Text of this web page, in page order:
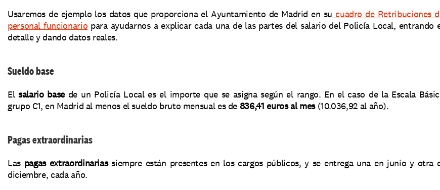
Usaremos de ejemplo los datos que proporciona el Ayuntamiento de Madrid en su cuadro de Retribuciones
personal funcionario para ayudarnos a explicar cada una de las partes del salario del Policía Local, entrando
detalle y dando datos reales.
Sueldo base
El salario base de un Policía Local es el importe que se asigna según el rango. En el caso de la Escala
grupo C1, en Madrid al menos el sueldo bruto mensual es de 836,41 euros al mes (10.036,92 al año).
Pagas extraordinarias
Las pagas extraordinarias siempre están presentes en los cargos públicos, y se entrega una en junio y otra
diciembre, cada año.